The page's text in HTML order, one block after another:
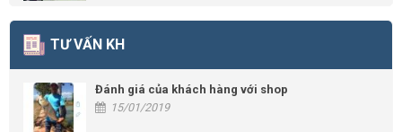
TƯ VẤN KH
Đánh giá của khách hàng với shop
15/01/2019